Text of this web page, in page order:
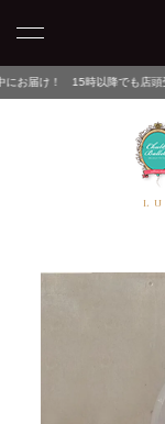
も店頭受け取りは当日中に